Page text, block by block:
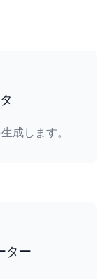
成します。
ター